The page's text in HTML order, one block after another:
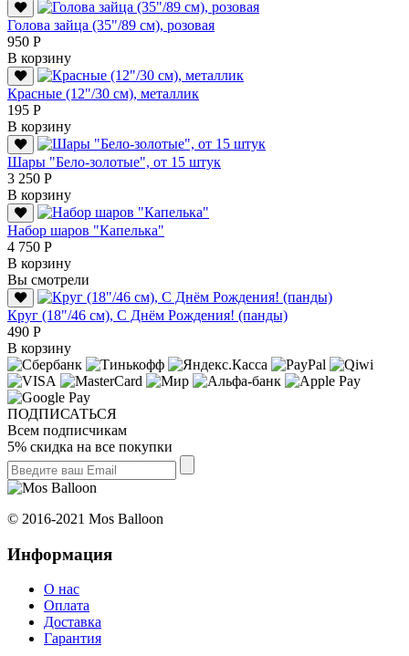
Голова зайца (35"/89 см), розовая
950 Р
В корзину
Красные (12"/30 см), металлик
195 Р
В корзину
Шары "Бело-золотые", от 15 штук
3 250 Р
В корзину
Набор шаров "Капелька"
4 750 Р
В корзину
Вы смотрели
Круг (18"/46 см), С Днём Рождения! (панды)
490 Р
В корзину
ПОДПИСАТЬСЯ
Всем подписчикам
5% скидка на все покупки
© 2016-2021 Mos Balloon
Информация
О нас
Оплата
Доставка
Гарантия